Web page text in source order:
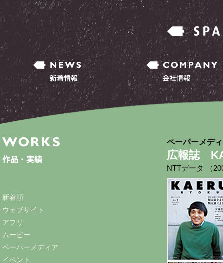
新着順
ウェブサイト
アプリ
ムービー
ペーパーメディア
イベント
ペーパーメデ
広報誌
NTTデータ （